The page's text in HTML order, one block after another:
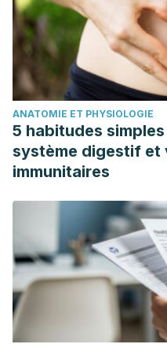
ANATOMIE ET PHYSIOLOGIE
5 habitudes
système digestif et
immunitaires